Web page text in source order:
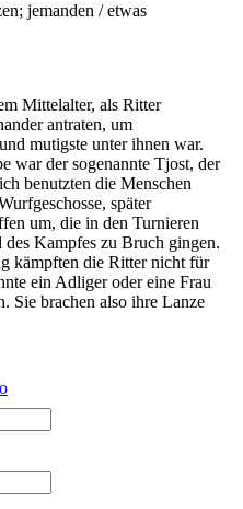
jemanden / etwas
Mittelalter, als Ritter
antraten, um
mutigste unter ihnen war.
war der sogenannte Tjost, der
benutzten die Menschen
später
um, die in den Turnieren
Kampfes zu Bruch gingen.
kämpften die Ritter nicht für
ein Adliger oder eine Frau
Sie brachen also ihre Lanze